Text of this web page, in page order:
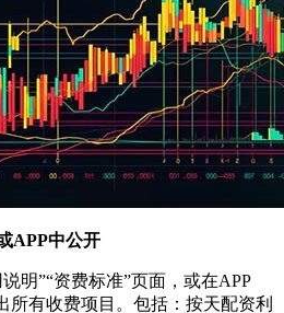
APP中公开
明”“资费标准”页面，或在APP
所有收费项目。包括：按天配资利